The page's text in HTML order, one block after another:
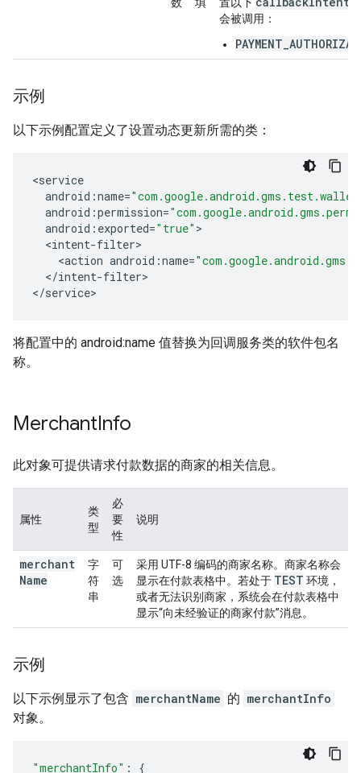
会被调用：
示例
以下示例配置定义了设置动态更新所需的类：
<service
android :name=
android :permission=
android : exported="true"
<intent-filter>
<action android :name=
</intent-filter>
</service>
将配置中的 android:name 值替换为回调服务类的软件包名
称。
MerchantInfo
此对象可提供请求付款数据的商家的相关信息。
属性
类
型
必
要
性
说明
merchant
Name
字
符
串
可
选
采用 UTF-8 编码的商家名称。商家名称会
显示在付款表格中。若处于 TEST 环境，
或者无法识别商家，系统会在付款表格中
显示“向未经验证的商家付款”消息。
示例
以下示例显示了包含 merchantName 的 merchantInfo
对象。
"merchantInfo" :
{